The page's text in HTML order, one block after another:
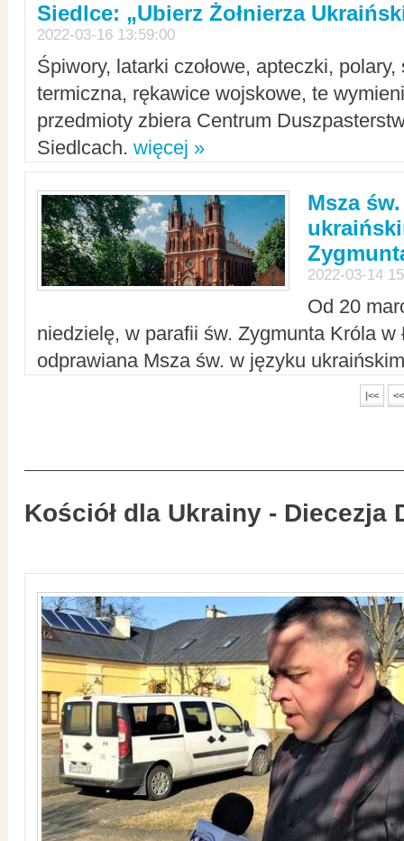
Siedlce: „Ubierz Żołnierza
2022-03-16 13:59:00
Śpiwory, latarki czołowe, apteczki,
termiczna, rękawice wojskowe, te
przedmioty zbiera Centrum
Siedlcach. więcej »
Msza
2022-03-14
Od 20
niedzielę, w parafii św. Zygmunta Króla w
odprawiana Msza św. w języku
|<< <<
Kościół dla Ukrainy - Diecezja